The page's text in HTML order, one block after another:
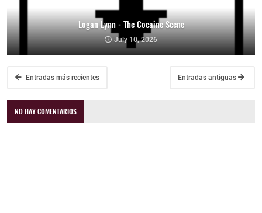
Logan Lynn - The Cocaine Scene
July 10, 2026
Entradas más recientes Entradas antiguas
NO HAY COMENTARIOS